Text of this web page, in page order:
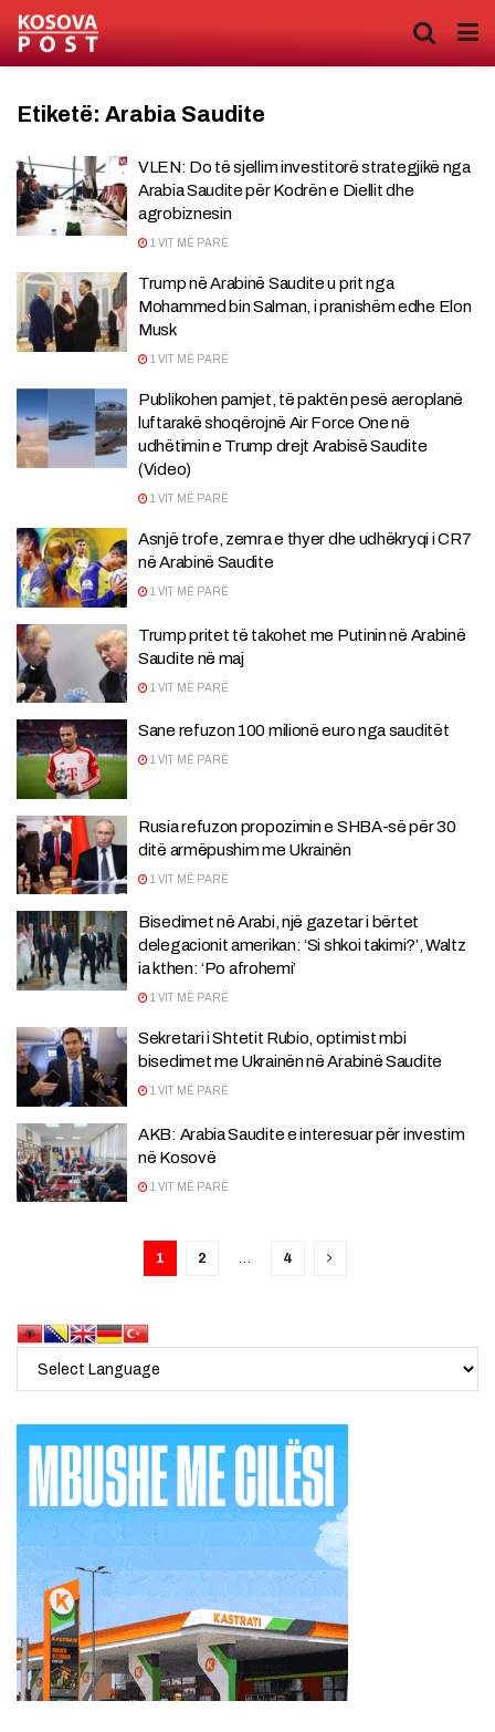
Etiketë: Arabia Saudite
VLEN: Do të sjellim investitorë strategjikë nga
Arabia Saudite për Kodrën e Diellit dhe
agrobiznesin
1 VIT MË PARË
Trump në Arabinë Saudite u prit nga
Mohammed bin Salman, i pranishëm edhe Elon
Musk
1 VIT MË PARË
Publikohen pamjet, të paktën pesë aeroplanë
luftarakë shoqërojnë Air Force One në
udhëtimin e Trump drejt Arabisë Saudite
(Video)
1 VIT MË PARË
Asnjë trofe, zemra e thyer dhe udhëkryqi i CR7
në Arabinë Saudite
1 VIT MË PARË
Trump pritet të takohet me Putinin në Arabinë
Saudite në maj
1 VIT MË PARË
Sane refuzon 100 milionë euro nga sauditët
1 VIT MË PARË
Rusia refuzon propozimin e SHBA-së për 30
ditë armëpushim me Ukrainën
1 VIT MË PARË
Bisedimet në Arabi, një gazetar i bërtet
delegacionit amerikan: ‘Si shkoi takimi?’, Waltz
ia kthen: ‘Po afrohemi’
1 VIT MË PARË
Sekretari i Shtetit Rubio, optimist mbi
bisedimet me Ukrainën në Arabinë Saudite
1 VIT MË PARË
AKB: Arabia Saudite e interesuar për investim
në Kosovë
1 VIT MË PARË
1 2 … 4